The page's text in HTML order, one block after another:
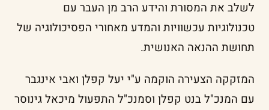
לשלב את המסורת והידע הרב מן העבר עם
טכנולוגיות עכשוויות והמדע מאחורי הפסיכולוגיה של
תחושת ההנאה האנושית.
המזקקה הצעירה הוקמה ע"י יעל קפלן ואבי אינגבר
עם המנכ"ל בנט קפלן וסמנכ"ל התפעול מיכאל גינוסר